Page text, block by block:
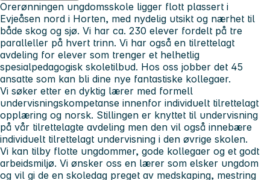
Orerønningen ungdomsskole ligger flott plassert i
Evjeåsen nord i Horten, med nydelig utsikt og nærhet til
både skog og sjø. Vi har ca. 230 elever fordelt på tre
paralleller på hvert trinn. Vi har også en tilrettelagt
avdeling for elever som trenger et helhetlig
spesialpedagogisk skoletilbud. Hos oss jobber det 45
ansatte som kan bli dine nye fantastiske kollegaer.
Vi søker etter en dyktig lærer med formell
undervisningskompetanse innenfor individuelt tilrettelagt
opplæring og norsk. Stillingen er knyttet til undervisning
på vår tilrettelagte avdeling men den vil også innebære
individuelt tilrettelagt undervisning i den øvrige skolen.
Vi kan tilby flotte ungdommer, gode kollegaer og et godt
arbeidsmiljø. Vi ønsker oss en lærer som elsker ungdom
og vil gi de en skoledag preget av medskaping, mestring